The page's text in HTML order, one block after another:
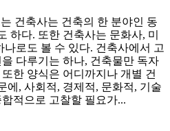
건축사는 건축의 한 분야인 동
하다. 또한 건축사는 문화사, 미
로도 볼 수 있다. 건축사에서 고
다루기는 하나, 건축물만 독자
한 양식은 어디까지나 개별 건
에, 사회적, 경제적, 문화적, 기술
적으로 고찰할 필요가...